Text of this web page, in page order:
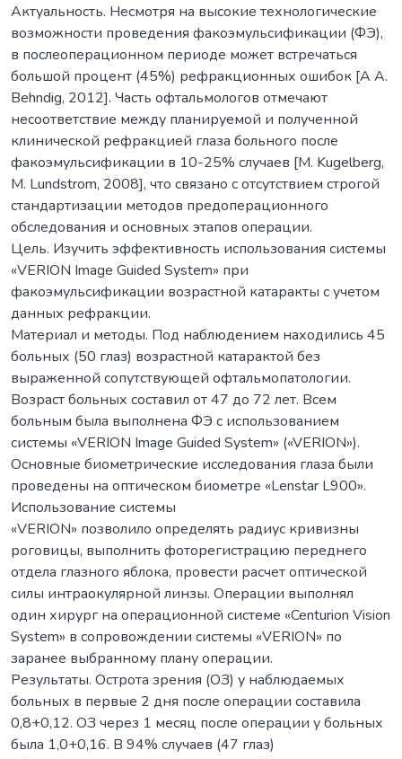
Актуальность. Несмотря на высокие технологические
возможности проведения факоэмульсификации (ФЭ),
в послеоперационном периоде может встречаться
большой процент (45%) рефракционных ошибок [A A.
Behndig, 2012]. Часть офтальмологов отмечают
несоответствие между планируемой и полученной
клинической рефракцией глаза больного после
факоэмульсификации в 10-25% случаев [M. Kugelberg,
M. Lundstrom, 2008], что связано с отсутствием строгой
стандартизации методов предоперационного
обследования и основных этапов операции.
Цель. Изучить эффективность использования системы
«VERION Image Guided System» при
факоэмульсификации возрастной катаракты с учетом
данных рефракции.
Материал и методы. Под наблюдением находились 45
больных (50 глаз) возрастной катарактой без
выраженной сопутствующей офтальмопатологии.
Возраст больных составил от 47 до 72 лет. Всем
больным была выполнена ФЭ с использованием
системы «VERION Image Guided System» («VERION»).
Основные биометрические исследования глаза были
проведены на оптическом биометре «Lenstar L900».
Использование системы
«VERION» позволило определять радиус кривизны
роговицы, выполнить фоторегистрацию переднего
отдела глазного яблока, провести расчет оптической
силы интраокулярной линзы. Операции выполнял
один хирург на операционной системе «Centurion Vision
System» в сопровождении системы «VERION» по
заранее выбранному плану операции.
Результаты. Острота зрения (ОЗ) у наблюдаемых
больных в первые 2 дня после операции составила
0,8+0,12. ОЗ через 1 месяц после операции у больных
была 1,0+0,16. В 94% случаев (47 глаз)